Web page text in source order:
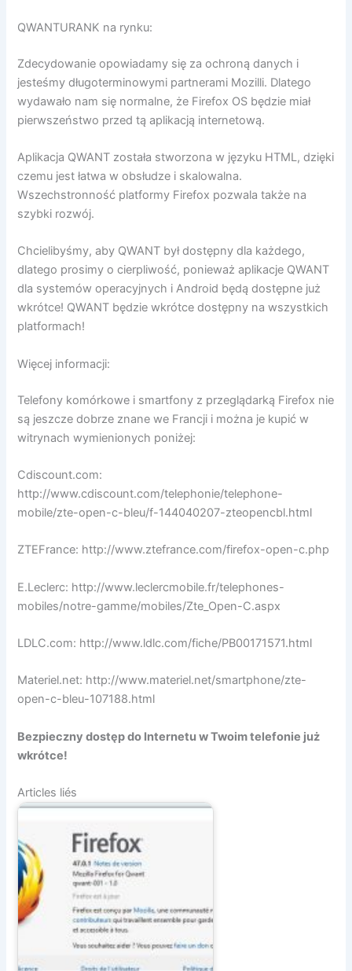
QWANTURANK na rynku:
Zdecydowanie opowiadamy się za ochroną danych i
jesteśmy długoterminowymi partnerami Mozilli. Dlatego
wydawało nam się normalne, że Firefox OS będzie miał
pierwszeństwo przed tą aplikacją internetową.
Aplikacja QWANT została stworzona w języku HTML, dzięki
czemu jest łatwa w obsłudze i skalowalna.
Wszechstronność platformy Firefox pozwala także na
szybki rozwój.
Chcielibyśmy, aby QWANT był dostępny dla każdego,
dlatego prosimy o cierpliwość, ponieważ aplikacje QWANT
dla systemów operacyjnych i Android będą dostępne już
wkrótce! QWANT będzie wkrótce dostępny na wszystkich
platformach!
Więcej informacji:
Telefony komórkowe i smartfony z przeglądarką Firefox nie
są jeszcze dobrze znane we Francji i można je kupić w
witrynach wymienionych poniżej:
Cdiscount.com:
http://www.cdiscount.com/telephonie/telephone-
mobile/zte-open-c-bleu/f-144040207-zteopencbl.html
ZTEFrance: http://www.ztefrance.com/firefox-open-c.php
E.Leclerc: http://www.leclercmobile.fr/telephones-
mobiles/notre-gamme/mobiles/Zte_Open-C.aspx
LDLC.com: http://www.ldlc.com/fiche/PB00171571.html
Materiel.net: http://www.materiel.net/smartphone/zte-
open-c-bleu-107188.html
Bezpieczny dostęp do Internetu w Twoim telefonie już
wkrótce!
Articles liés